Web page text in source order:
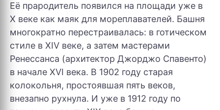
Её прародитель появился на площади уже в
X веке как маяк для мореплавателей. Башня
многократно перестраивалась: в готическом
стиле в XIV веке, а затем мастерами
Ренессанса (архитектор Джорджо Спавенто)
в начале XVI века. В 1902 году старая
колокольня, простоявшая пять веков,
внезапно рухнула. И уже в 1912 году по